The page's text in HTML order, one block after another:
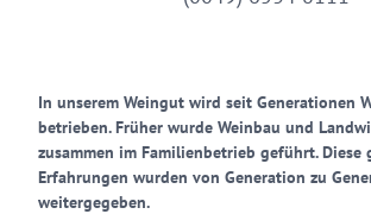
In unserem Weingut wird seit Generationen
betrieben. Früher wurde Weinbau und
zusammen im Familienbetrieb geführt. Diese
Erfahrungen wurden von Generation zu
weitergegeben.